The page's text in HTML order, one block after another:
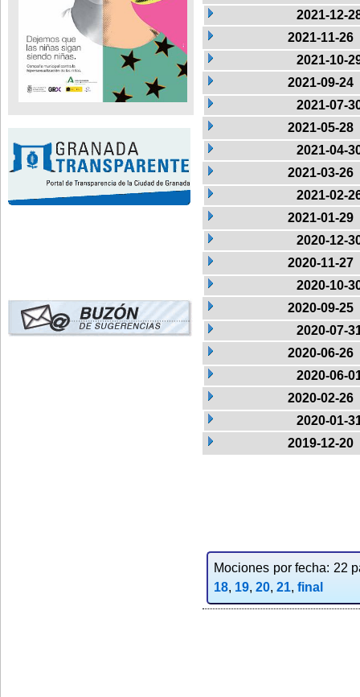
2021-12-
2021-11-26
2021-10-
2021-09-24
2021-07-
2021-05-28
2021-04-
2021-03-26
2021-02-
2021-01-29
2020-12-
2020-11-27
2020-10-
2020-09-25
2020-07-
2020-06-26
2020-06-
2020-02-26
2020-01-
2019-12-20
Mociones por fecha: 22
18, 19, 20, 21, final